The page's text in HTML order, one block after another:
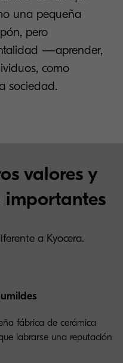
una pequeña
pero
—aprender,
como
sociedad.
valores y
a Kyocera.
fábrica de cerámica
labrarse una reputación